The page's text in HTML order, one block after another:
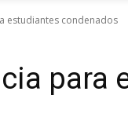
estudiantes condenados
para